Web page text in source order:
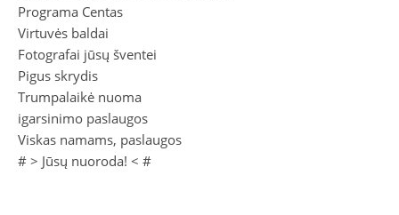
Programa Centas
Virtuvės baldai
Fotografai jūsų šventei
Pigus skrydis
Trumpalaikė nuoma
igarsinimo paslaugos
Viskas namams, paslaugos
# > Jūsų nuoroda! < #